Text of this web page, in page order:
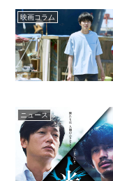
映画コラム
ニュース